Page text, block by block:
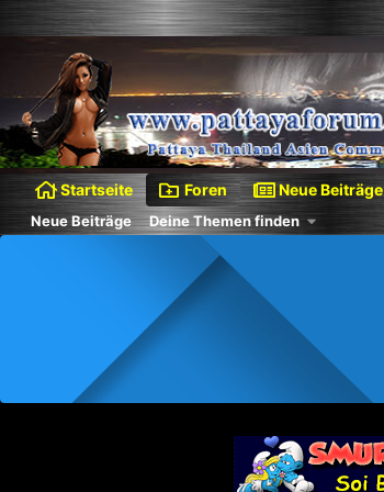
Startseite Foren Neue Beiträge
Neue Beiträge Deine Themen finden